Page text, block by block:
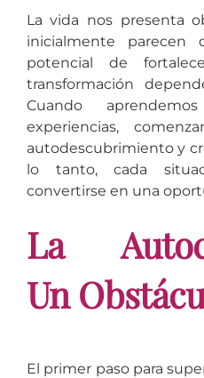
La vida nos presenta
inicialmente parecen
potencial de
transformación
Cuando
experiencias,
autodescubrimiento y
lo tanto, cada
convertirse en una
La
Un
El primer paso para